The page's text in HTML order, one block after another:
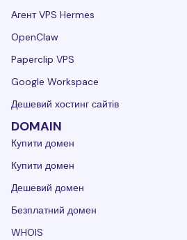
Агент VPS Hermes
OpenClaw
Paperclip VPS
Google Workspace
Дешевий хостинг сайтів
DOMAIN
Купити домен
Купити домен
Дешевий домен
Безплатний домен
WHOIS